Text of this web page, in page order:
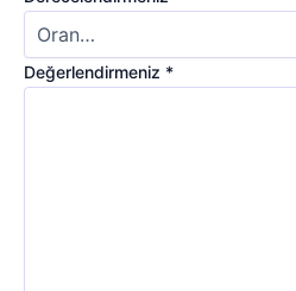
Değerlendirmeniz *